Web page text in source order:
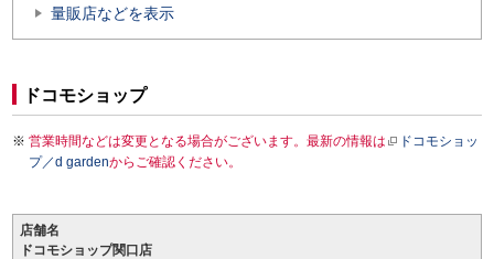
量販店などを表示
ドコモショップ
営業時間などは変更となる場合がございます。最新の情報は
ドコモショッ
プ／d gardenからご確認ください。
店舗名
ドコモショップ関口店